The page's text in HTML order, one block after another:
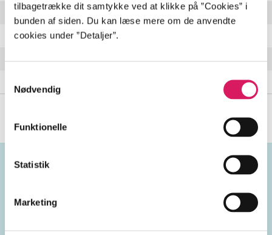
tilbagetrække dit samtykke ved at klikke på ”Cookies” i
bunden af siden. Du kan læse mere om de anvendte
cookies under ”Detaljer”.
Nødvendig
Funktionelle
Statistik
Marketing
Cherry
Lay your burdon down